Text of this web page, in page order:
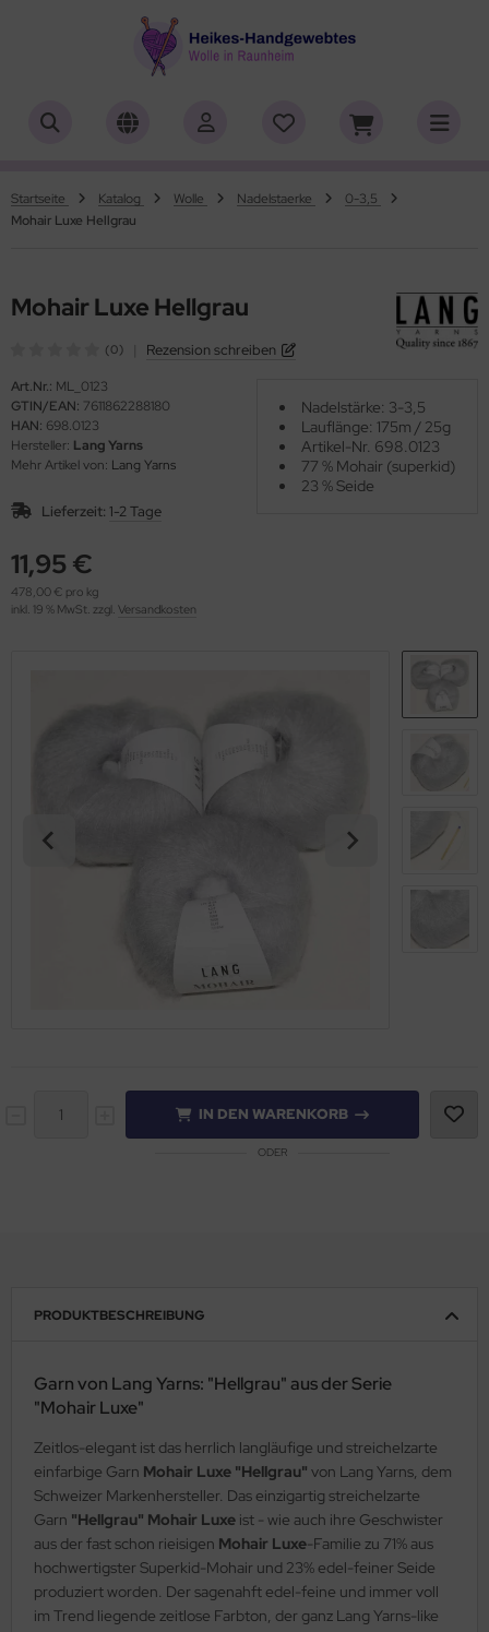
Startseite Katalog Wolle Nadelstaerke
0-3,5
Mohair Luxe Hellgrau
Mohair Luxe Hellgrau
(0) Rezension schreiben
Art.Nr.: ML_0123
GTIN/EAN: 7611862288180
HAN: 698.0123
Hersteller: Lang Yarns
Mehr Artikel von: Lang Yarns
Lieferzeit: 1-2 Tage
11,95 €
478,00 € pro kg
inkl. 19 % MwSt. zzgl. Versandkosten
Nadelstärke: 3-3,5
Lauflänge: 175m / 25g
Artikel-Nr. 698.0123
77 % Mohair (superkid)
23 % Seide
IN DEN WARENKORB
ODER
PRODUKTBESCHREIBUNG
Garn von Lang Yarns: "Hellgrau" aus der Serie
"Mohair Luxe"
Zeitlos-elegant ist das herrlich langläufige und streichelzarte
einfarbige Garn Mohair Luxe "Hellgrau" von Lang Yarns, dem
Schweizer Markenhersteller. Das einzigartig streichelzarte
Garn "Hellgrau" Mohair Luxe ist - wie auch ihre Geschwister
aus der fast schon rieisigen Mohair Luxe-Familie zu 71% aus
hochwertigster Superkid-Mohair und 23% edel-feiner Seide
produziert worden. Der sagenahft edel-feine und immer voll
im Trend liegende zeitlose Farbton, der ganz Lang Yarns-like
ALLES ANZEIGEN AUS HERSTELLER (4752)
(222)
Yarns (1768)
Lana (14)
(1359)
(276)
ALLES ANZEIGEN AUS WOLLE (18898)
(5191)
(4117)
zum Färben (33)
ALLES ANZEIGEN AUS WEBRAHMEN
Webrahmen (2)
(6)
/ Gatterkamm (41)
Allgäuer (Schulwebrahmen)
ALLES ANZEIGEN AUS ZUBEHÖR
(3)
(1)
ALLES ANZEIGEN AUS SONDERPOSTEN (7)
- Lang Yarns (4)